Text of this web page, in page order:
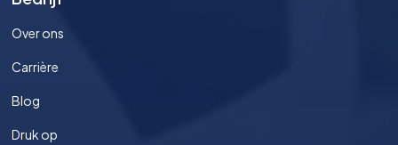
Over ons
Carrière
Blog
Druk op